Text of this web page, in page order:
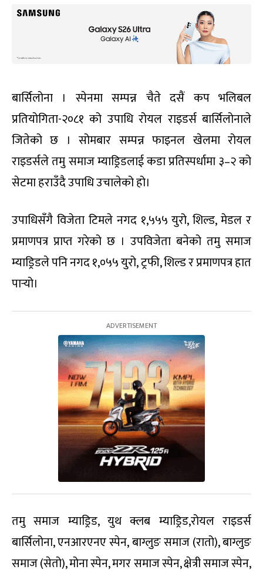
बार्सिलोना । स्पेनमा सम्पन्न चैते दसैं कप भलिबल
प्रतियोगिता-२०८१ को उपाधि रोयल राइडर्स बार्सिलोनाले
जितेको छ । सोमबार सम्पन्न फाइनल खेलमा रोयल
राइडर्सले तमु समाज म्याड्रिडलाई कडा प्रतिस्पर्धामा ३–२ को
सेटमा हराउँदै उपाधि उचालेको हो।
उपाधिसँगै विजेता टिमले नगद १,५५५ युरो, शिल्ड, मेडल र
प्रमाणपत्र प्राप्त गरेको छ । उपविजेता बनेको तमु समाज
म्याड्रिडले पनि नगद १,०५५ युरो, ट्रफी, शिल्ड र प्रमाणपत्र हात
पार्‍यो।
तमु समाज म्याड्रिड, युथ क्लब म्याड्रिड,रोयल राइडर्स
बार्सिलोना, एनआरएनए स्पेन, बाग्लुङ समाज (रातो), बाग्लुङ
समाज (सेतो), मोना स्पेन, मगर समाज स्पेन, क्षेत्री समाज स्पेन,